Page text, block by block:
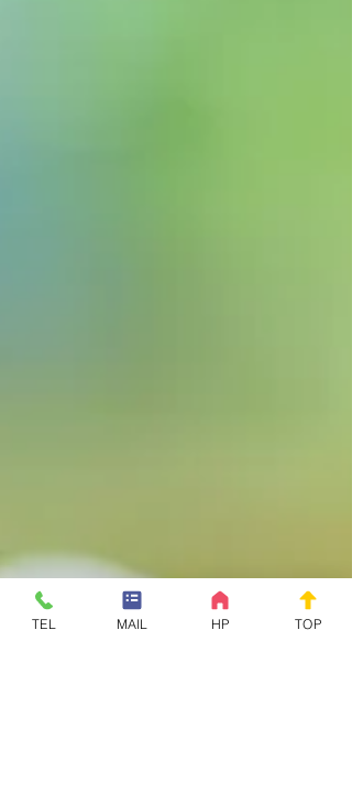
TEL MAIL HP TOP